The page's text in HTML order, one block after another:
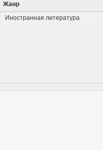
Жанр
Иностранная литература